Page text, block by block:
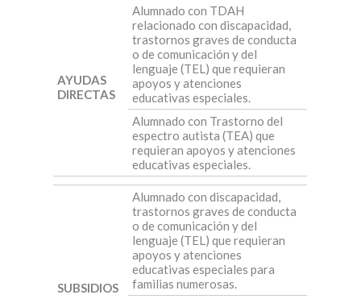
AYUDAS
DIRECTAS
Alumnado con TDAH
relacionado con discapacidad,
trastornos graves de conducta
o de comunicación y del
lenguaje (TEL) que requieran
apoyos y atenciones
educativas especiales.
Alumnado con Trastorno del
espectro autista (TEA) que
requieran apoyos y atenciones
educativas especiales.
SUBSIDIOS
Alumnado con discapacidad,
trastornos graves de conducta
o de comunicación y del
lenguaje (TEL) que requieran
apoyos y atenciones
educativas especiales para
familias numerosas.